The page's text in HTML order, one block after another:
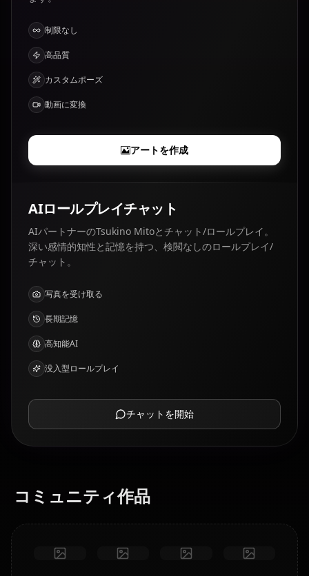
制限なし
高品質
カスタムポーズ
動画に変換
アートを作成
AIロールプレイチャット
AIパートナーのTsukino Mitoとチャット/ロールプレイ。
深い感情的知性と記憶を持つ、検閲なしのロールプレイ/
チャット。
写真を受け取る
長期記憶
高知能AI
没入型ロールプレイ
チャットを開始
コミュニティ作品